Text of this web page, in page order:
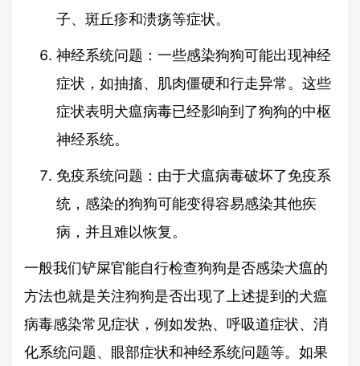
子、斑丘疹和溃疡等症状。
神经系统问题：一些感染狗狗可能出现神经
症状，如抽搐、肌肉僵硬和行走异常。这些
症状表明犬瘟病毒已经影响到了狗狗的中枢
神经系统。
免疫系统问题：由于犬瘟病毒破坏了免疫系
统，感染的狗狗可能变得容易感染其他疾
病，并且难以恢复。
一般我们铲屎官能自行检查狗狗是否感染犬瘟的
方法也就是关注狗狗是否出现了上述提到的犬瘟
病毒感染常见症状，例如发热、呼吸道症状、消
化系统问题、眼部症状和神经系统问题等。如果